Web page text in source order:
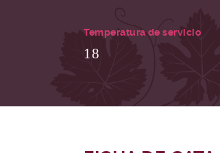
Temperatura de servicio
18